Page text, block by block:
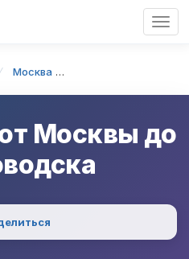
Москва
Москвы до